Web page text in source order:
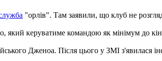
"орлів". Там заявили, що клуб не
який керуватиме командою як мінімум до
Дженоа. Після цього у ЗМІ